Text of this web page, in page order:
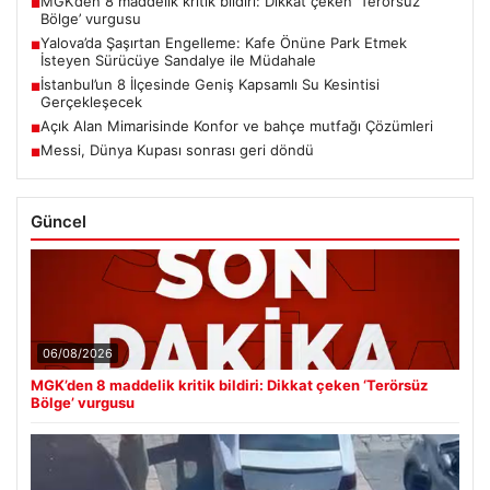
■
Bölge’ vurgusu
■Yalova’da Şaşırtan Engelleme: Kafe Önüne Park Etmek
İsteyen Sürücüye Sandalye ile Müdahale
■İstanbul’un 8 İlçesinde Geniş Kapsamlı Su Kesintisi
Gerçekleşecek
■Açık Alan Mimarisinde Konfor ve bahçe mutfağı Çözümleri
■Messi, Dünya Kupası sonrası geri döndü
Güncel
06/08/2026
MGK’den 8 maddelik kritik bildiri: Dikkat çeken ‘Terörsüz
Bölge’ vurgusu